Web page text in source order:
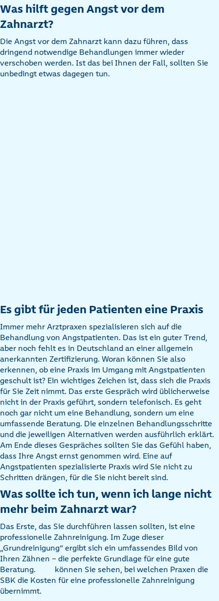
Was hilft gegen Angst vor dem
Zahnarzt?
Die Angst vor dem Zahnarzt kann dazu führen, dass
dringend notwendige Behandlungen immer wieder
verschoben werden. Ist das bei Ihnen der Fall, sollten Sie
unbedingt etwas dagegen tun.
Es gibt für jeden Patienten eine Praxis
Immer mehr Arztpraxen spezialisieren sich auf die
Behandlung von Angstpatienten. Das ist ein guter Trend,
aber noch fehlt es in Deutschland an einer allgemein
anerkannten Zertifizierung. Woran können Sie also
erkennen, ob eine Praxis im Umgang mit Angstpatienten
geschult ist? Ein wichtiges Zeichen ist, dass sich die Praxis
für Sie Zeit nimmt. Das erste Gespräch wird üblicherweise
nicht in der Praxis geführt, sondern telefonisch. Es geht
noch gar nicht um eine Behandlung, sondern um eine
umfassende Beratung. Die einzelnen Behandlungsschritte
und die jeweiligen Alternativen werden ausführlich erklärt.
Am Ende dieses Gespräches sollten Sie das Gefühl haben,
dass Ihre Angst ernst genommen wird. Eine auf
Angstpatienten spezialisierte Praxis wird Sie nicht zu
Schritten drängen, für die Sie nicht bereit sind.
Was sollte ich tun, wenn ich lange nicht
mehr beim Zahnarzt war?
Das Erste, das Sie durchführen lassen sollten, ist eine
professionelle Zahnreinigung. Im Zuge dieser
„Grundreinigung“ ergibt sich ein umfassendes Bild von
Ihren Zähnen – die perfekte Grundlage für eine gute
Beratung.
können Sie sehen, bei welchen Praxen die
SBK die Kosten für eine professionelle Zahnreinigung
übernimmt.